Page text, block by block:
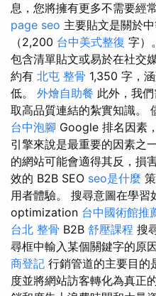
息，您將擁有更多不需要經
page seo 主要貼文是關於
（2,200 台中美式整復 字）
包含清單貼文或易於在社交
約有 北屯 整骨 1,350 字，
低。 外燴自助餐 此外，我
取高品質連結的紮實知識。
台中泡腳 Google 排名因素
引擎來說是最重要的因素之
的網站可能會適得其反，損
效的 B2B SEO seo是什麼
用者體驗。 搜尋意圖在學
optimization 台中國術館推
台北 整骨 B2B 舒壓課程 搜
尋框中輸入某個關鍵字的原
商登記 行銷管道的主要目的
度並將網站訪客轉化為真正